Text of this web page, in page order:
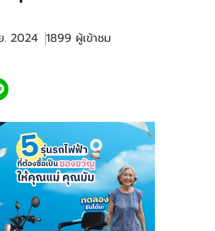
. 2024 1899 ผู้เข้าชม